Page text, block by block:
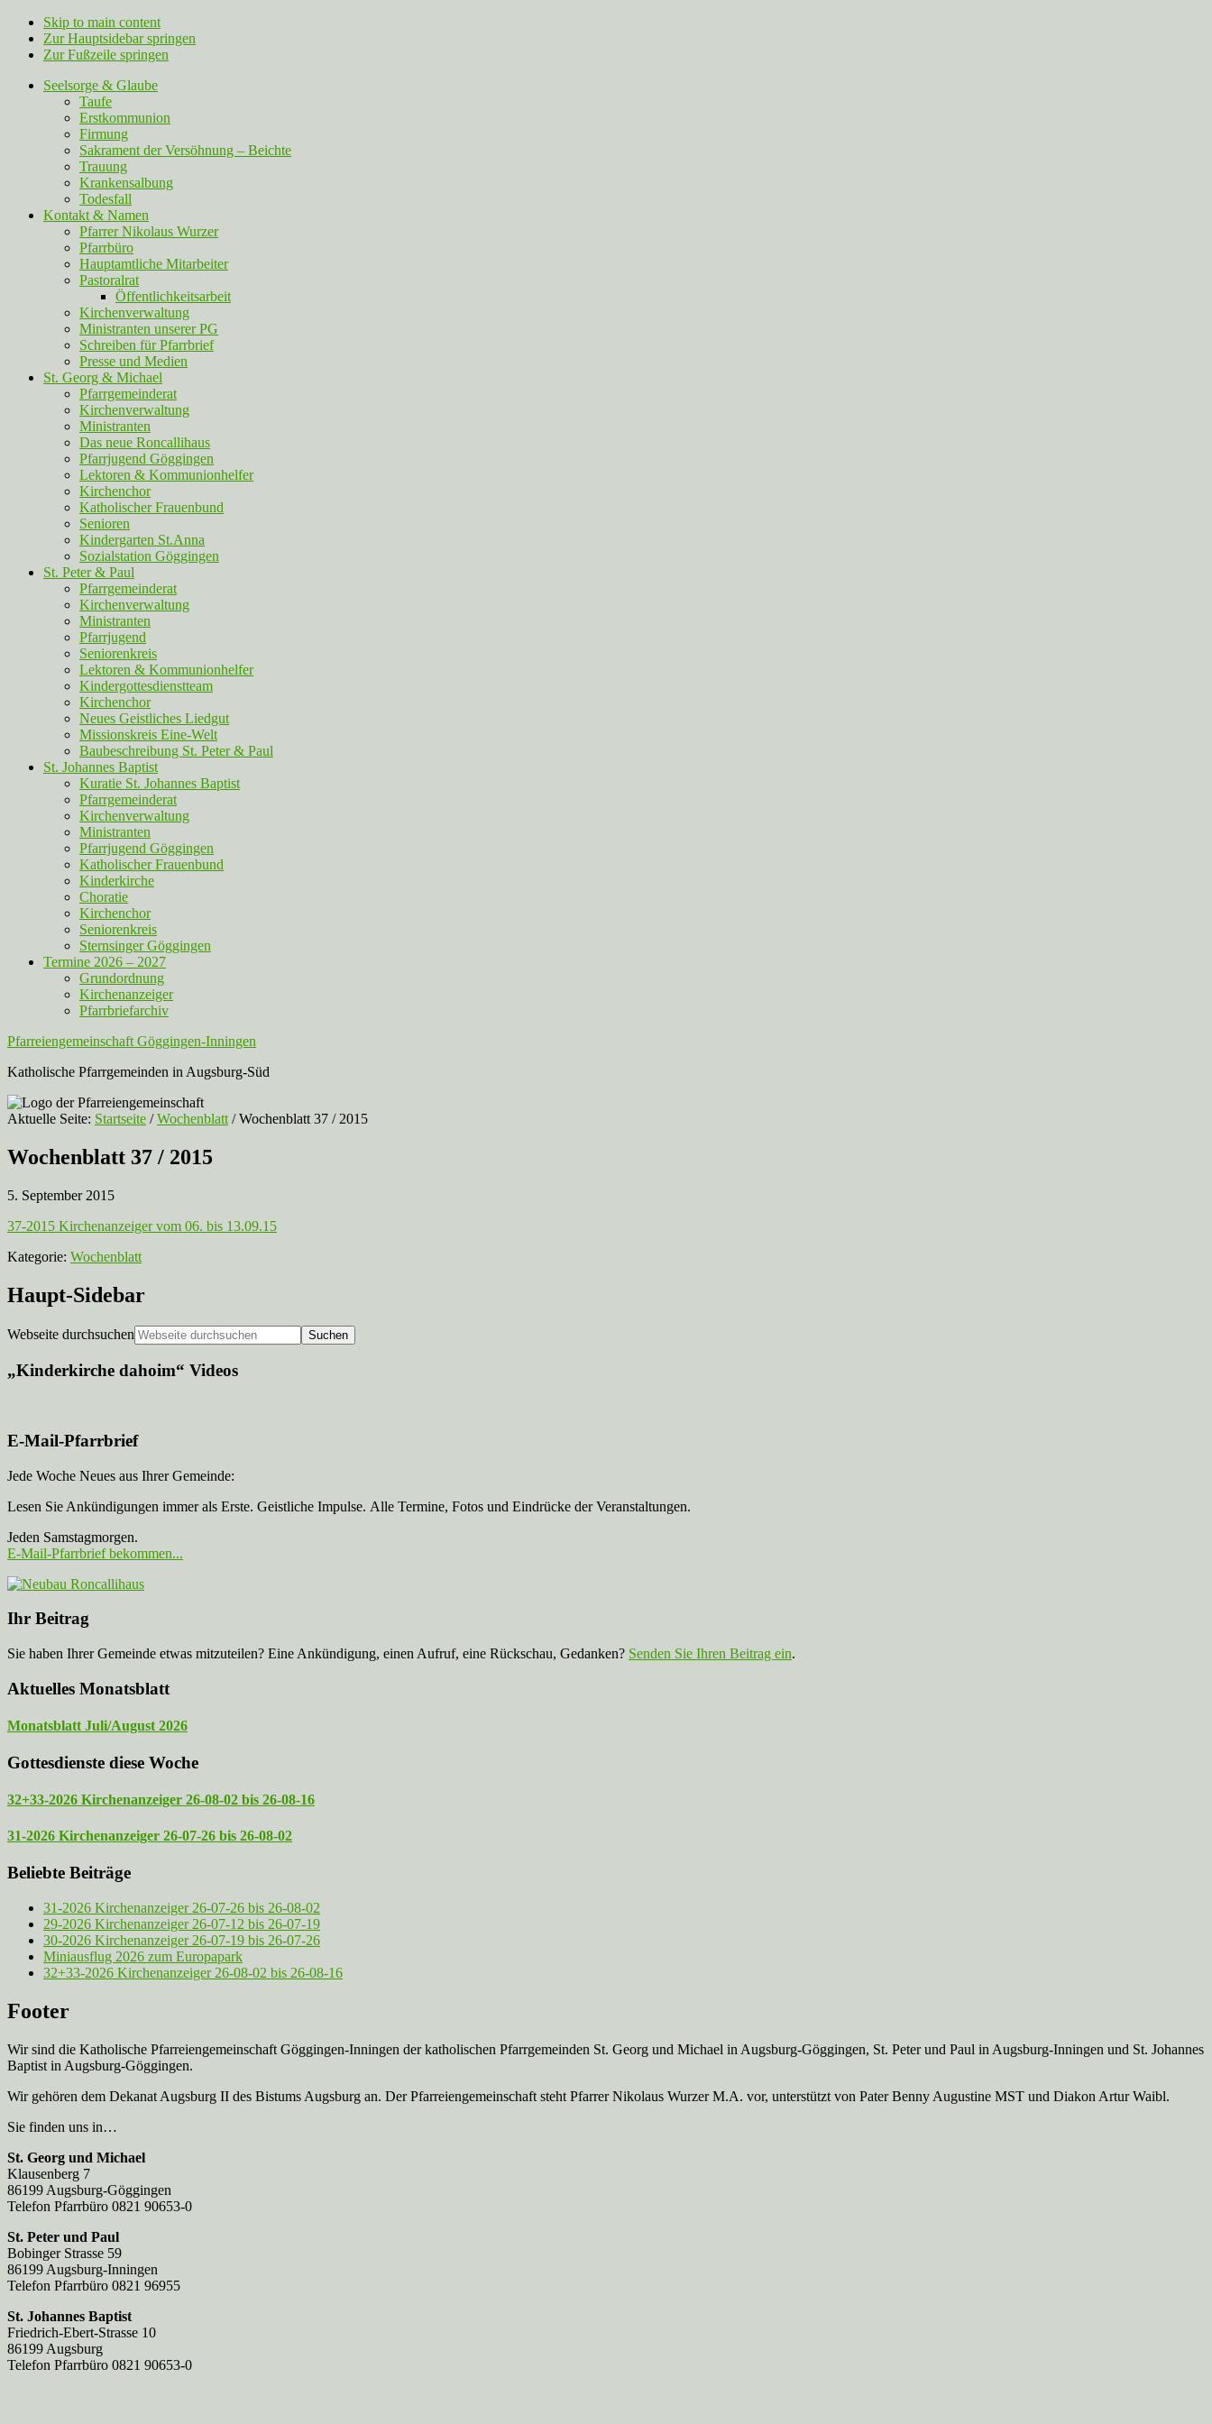
Skip to main content
Zur Hauptsidebar springen
Zur Fußzeile springen
Seelsorge & Glaube
Taufe
Erstkommunion
Firmung
Sakrament der Versöhnung – Beichte
Trauung
Krankensalbung
Todesfall
Kontakt & Namen
Pfarrer Nikolaus Wurzer
Pfarrbüro
Hauptamtliche Mitarbeiter
Pastoralrat
Öffentlichkeitsarbeit
Kirchenverwaltung
Ministranten unserer PG
Schreiben für Pfarrbrief
Presse und Medien
St. Georg & Michael
Pfarrgemeinderat
Kirchenverwaltung
Ministranten
Das neue Roncallihaus
Pfarrjugend Göggingen
Lektoren & Kommunionhelfer
Kirchenchor
Katholischer Frauenbund
Senioren
Kindergarten St.Anna
Sozialstation Göggingen
St. Peter & Paul
Pfarrgemeinderat
Kirchenverwaltung
Ministranten
Pfarrjugend
Seniorenkreis
Lektoren & Kommunionhelfer
Kindergottesdienstteam
Kirchenchor
Neues Geistliches Liedgut
Missionskreis Eine-Welt
Baubeschreibung St. Peter & Paul
St. Johannes Baptist
Kuratie St. Johannes Baptist
Pfarrgemeinderat
Kirchenverwaltung
Ministranten
Pfarrjugend Göggingen
Katholischer Frauenbund
Kinderkirche
Choratie
Kirchenchor
Seniorenkreis
Sternsinger Göggingen
Termine 2026 – 2027
Grundordnung
Kirchenanzeiger
Pfarrbriefarchiv
Pfarreiengemeinschaft Göggingen-Inningen
Katholische Pfarrgemeinden in Augsburg-Süd
Aktuelle Seite: Startseite / Wochenblatt /Wochenblatt 37 / 2015
Wochenblatt 37 / 2015
5. September 2015
37-2015 Kirchenanzeiger vom 06. bis 13.09.15
Kategorie: Wochenblatt
Haupt-Sidebar
Webseite durchsuchen
„Kinderkirche dahoim“ Videos
E-Mail-Pfarrbrief
Jede Woche Neues aus Ihrer Gemeinde:
Lesen Sie Ankündigungen immer als Erste. Geistliche Impulse. Alle Termine, Fotos und Eindrücke der Veranstaltungen.
Jeden Samstagmorgen.
E-Mail-Pfarrbrief bekommen...
Ihr Beitrag
Sie haben Ihrer Gemeinde etwas mitzuteilen? Eine Ankündigung, einen Aufruf, eine Rückschau, Gedanken? Senden Sie Ihren Beitrag ein.
Aktuelles Monatsblatt
Monatsblatt Juli/August 2026
Gottesdienste diese Woche
32+33-2026 Kirchenanzeiger 26-08-02 bis 26-08-16
31-2026 Kirchenanzeiger 26-07-26 bis 26-08-02
Beliebte Beiträge
31-2026 Kirchenanzeiger 26-07-26 bis 26-08-02
29-2026 Kirchenanzeiger 26-07-12 bis 26-07-19
30-2026 Kirchenanzeiger 26-07-19 bis 26-07-26
Miniausflug 2026 zum Europapark
32+33-2026 Kirchenanzeiger 26-08-02 bis 26-08-16
Footer
Wir sind die Katholische Pfarreien­gemeinschaft Göggingen-Inningen der katholischen Pfarrgemeinden St. Georg und Michael in Augsburg-Göggingen, St. Peter und Paul in Augsburg-Inningen und St. Johannes
Baptist in Augsburg-Göggingen.
Wir gehören dem Dekanat Augsburg II des Bistums Augsburg an. Der Pfarreien­gemeinschaft steht Pfarrer Nikolaus Wurzer M.A. vor, unterstützt von Pater Benny Augustine MST und Diakon Artur Waibl.
Sie finden uns in…
St. Georg und Michael
Klausenberg 7
86199 Augsburg-Göggingen
Telefon Pfarrbüro 0821 90653-0
St. Peter und Paul
Bobinger Strasse 59
86199 Augsburg-Inningen
Telefon Pfarrbüro 0821 96955
St. Johannes Baptist
Friedrich-Ebert-Strasse 10
86199 Augsburg
Telefon Pfarrbüro 0821 90653-0